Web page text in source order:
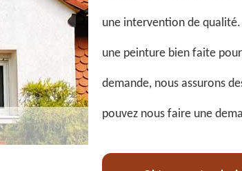
une intervention de
une peinture bien faite
demande, nous assurons
pouvez nous faire une